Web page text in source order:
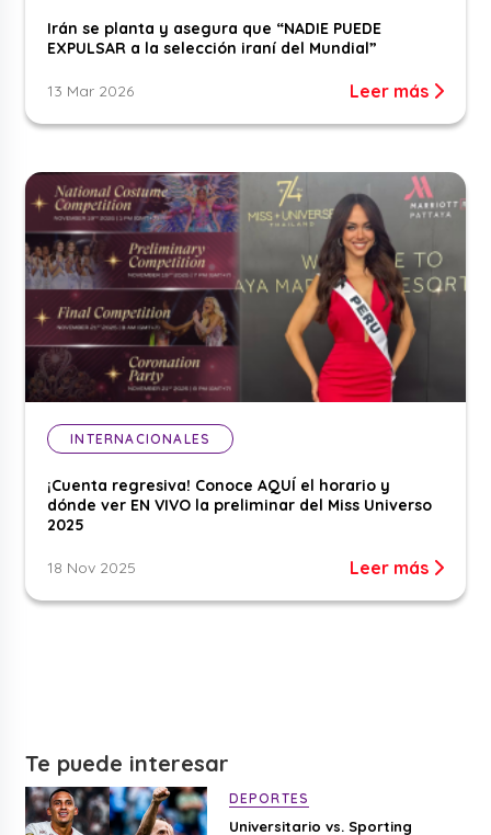
Irán se planta y asegura que “NADIE PUEDE
EXPULSAR a la selección iraní del Mundial”
13 Mar 2026 Leer más
INTERNACIONALES
¡Cuenta regresiva! Conoce AQUÍ el horario y
dónde ver EN VIVO la preliminar del Miss Universo
2025
18 Nov 2025 Leer más
Te puede interesar
DEPORTES
Universitario vs. Sporting